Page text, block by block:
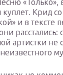
«Только»,
Крид
и в тексте
расстались:
артистки не